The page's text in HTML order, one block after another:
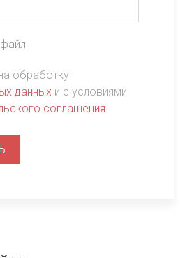
обработку
данных и с условиями
соглашения